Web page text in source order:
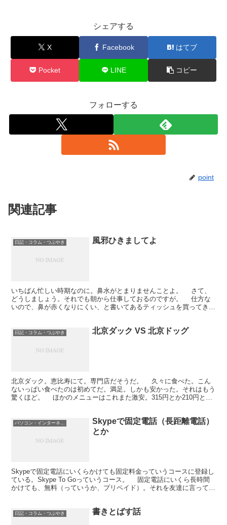
シェアする
X Facebook はてブ
Pocket LINE コピー
フォローする
point
関連記事
日記・コラム・つぶやき 風邪ひきましてよ
いちばん忙しい時期なのに。鼻水がとまりませんことよ。 さて、
どうしましょう。それでも朝から仕事しておるのですが。 仕方な
いので、鼻が赤くなりにくい、と書いてあるティッシュを買ってきま
日記・コラム・つぶやき 北京ダック VS 北京ドッグ
北京ダック。恵比寿にて。専門店だそうだ。 久々に食べた。こん
ないっぱい食べたのは初めてだ。満足。しかも安かった。それはもう
驚くほど。 ほかのメニューはこれまた激安。315円とか210円とか
パソコン・インターネット
Skypeで固定電話（長距離電話）
とか
Skypeで固定電話にいくらかけても固定料金っていうコースに登録し
ている。Skype To Goっていうコース。 固定電話にいくら長時間
かけても、無料（っていうか、プリペイド）。それを友達に言っても
日記・コラム・つぶやき 書きとばす話